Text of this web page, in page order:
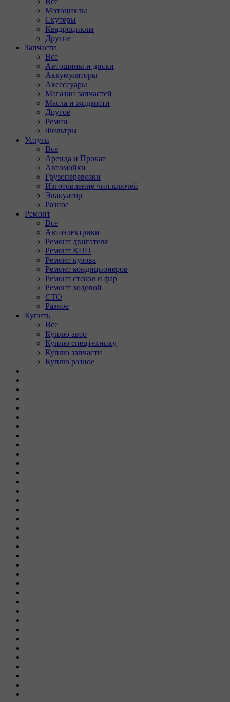
Мотоциклы
Скутеры
Квадроциклы
Другие
Запчасти
Все
Автошины и диски
Аккумуляторы
Аксессуары
Магазин запчастей
Масла и жидкости
Другое
Ремни
Фильтры
Услуги
Все
Аренда и Прокат
Автомойки
Грузоперевозки
Изготовление чип.ключей
Эвакуатор
Разное
Ремонт
Все
Автоэлектрики
Ремонт двигателя
Ремонт КПП
Ремонт кузова
Ремонт кондиционеров
Ремонт стекол и фар
Ремонт ходовой
СТО
Разное
Купить
Все
Куплю авто
Куплю спецтехнику
Куплю запчасти
Куплю разное